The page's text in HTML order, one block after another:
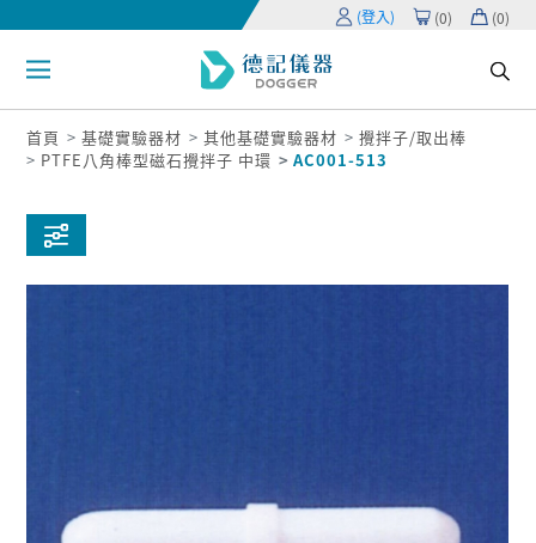
(登入) (0) (0)
首頁 基礎實驗器材 其他基礎實驗器材
攪拌子/取出棒
PTFE八角棒型磁石攪拌子 中環
AC001-513